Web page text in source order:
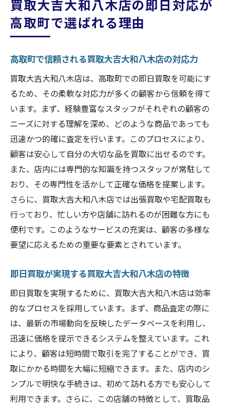
高取町で買取大吉大和八木店が選ばれる理
由
大和八木店
高取町で信頼できる買取パートナーを見つ
ける方法
買取大吉大和八木店が高取町での最適な選
択肢である理由
高取町で買取を依頼する際のベストパート
ナー選び
買取大吉大和八木店が高取町の買取パート
ナーとしての魅力
買取大吉大和八木店の即日対応が
高取町で選ばれる理由
高取町で信頼される買取大吉大和八木店の対応力
買取大吉大和八木店は、高取町での即日買取を可能にす
るため、その柔軟な対応力が多くの顧客から信頼を得て
います。まず、経験豊富なスタッフがそれぞれの顧客の
ニーズに対する理解を深め、どのような商品であっても
迅速かつ的確に査定を行います。このプロセスにより、
顧客は安心して自分の大切な品を買取に出せるのです。
また、店内には専門的な知識を持つスタッフが常駐して
おり、その専門性を活かして正確な価格を提案します。
さらに、買取大吉大和八木店では出張買取や宅配買取も
行っており、忙しい方や店舗に訪れるのが困難な方にも
便利です。このようなサービスの充実は、顧客の多様な
要望に応えるための重要な要素とされています。
即日買取が実現する買取大吉大和八木店の特徴
即日買取を実現するために、買取大吉大和八木店は効率
的なプロセスを採用しています。まず、商品査定の際に
は、最新の市場動向を反映したデータベースを利用し、
迅速に価格を提示できるシステムを整えています。これ
により、顧客は短時間で取引を完了することができ、買
取にかかる時間を大幅に短縮できます。また、店内のシ
ンプルで明快な手続きは、初めて訪れる方でも安心して
利用できます。さらに、この店舗の特徴として、買取品